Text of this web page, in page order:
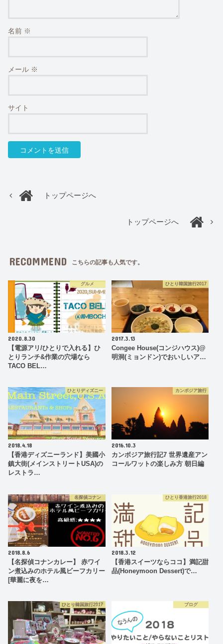
名前 ※
メール ※
サイト
トップページへ
トップページへ
RECOMMEND こちらの記事も人気です。
グルメ
2020.8.30
【電源アリ/ひとりで入れる】ひ
とりランチ&作業の穴場なら
TACO BEL…
ひとり韓国旅行2017
2017.3.13
Congee House(コンジハウス)@
明洞(ミョンドン)でおいしいア…
ひとりディズニー
2018.4.18
【香港ディズニーランド】美國小
鎮大街(メインストリートUSA)の
レストラ…
カンボジア旅行
2016.10.3
カンボジア旅行記7 世界遺産アン
コールワットの楽しみ方 朝日編
名探偵コナン
2018.8.6
【名探偵コナンカレー】 赤ワイ
ン煮込みのホテル風ビーフカリー
[華麗に夜を…
ひとり香港旅行2018
2018.3.12
【香港スイーツならココ】満記甜
品(Honeymoon Dessert)で…
ひとり韓国旅行2017 ブログ